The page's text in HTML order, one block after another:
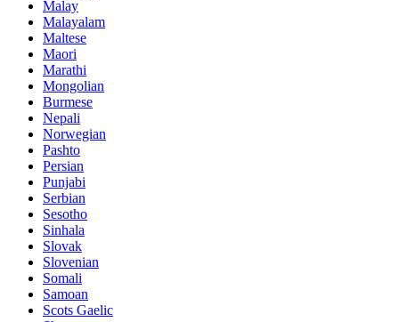
Malay
Malayalam
Maltese
Maori
Marathi
Mongolian
Burmese
Nepali
Norwegian
Pashto
Persian
Punjabi
Serbian
Sesotho
Sinhala
Slovak
Slovenian
Somali
Samoan
Scots Gaelic